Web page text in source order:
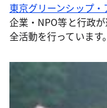
東京グリーンシップ・
企業・NPO等と行政
全活動を行っています。